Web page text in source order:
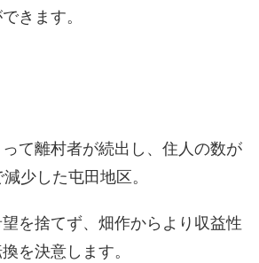
きます。
て離村者が続出し、住人の数が
少した屯田地区。
を捨てず、畑作からより収益性
を決意します。